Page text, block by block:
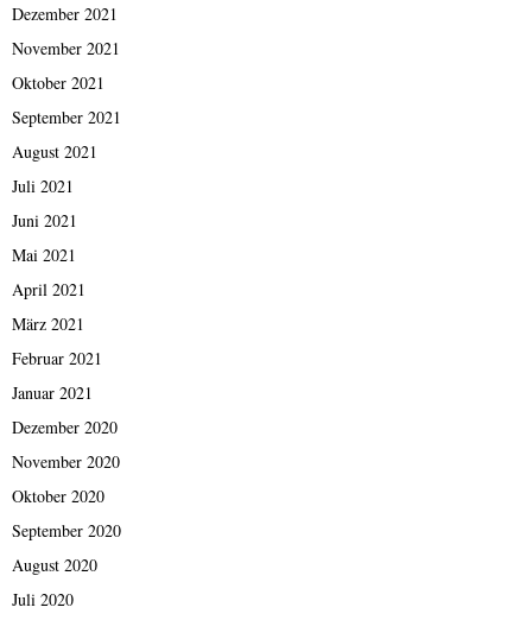
Dezember 2021
November 2021
Oktober 2021
September 2021
August 2021
Juli 2021
Juni 2021
Mai 2021
April 2021
März 2021
Februar 2021
Januar 2021
Dezember 2020
November 2020
Oktober 2020
September 2020
August 2020
Juli 2020